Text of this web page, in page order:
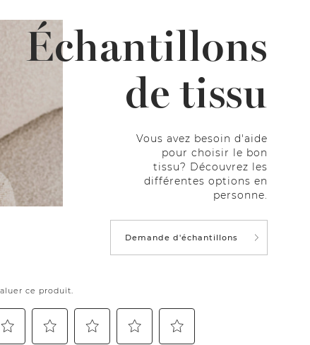
Échantillons
de tissu
Vous avez besoin d'aide
pour choisir le bon
tissu? Découvrez les
différentes options en
personne.
Demande d'échantillons